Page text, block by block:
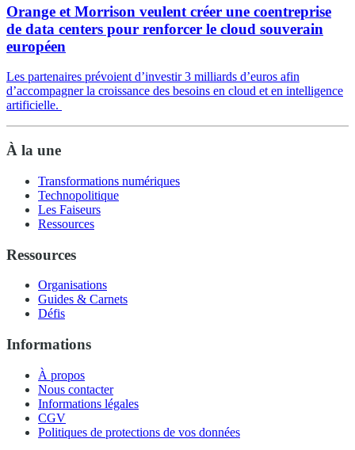
Orange et Morrison veulent créer une coentreprise
de data centers pour renforcer le cloud souverain
européen
Les partenaires prévoient d’investir 3 milliards d’euros afin
d’accompagner la croissance des besoins en cloud et en intelligence
artificielle.
À la une
Transformations numériques
Technopolitique
Les Faiseurs
Ressources
Ressources
Organisations
Guides & Carnets
Défis
Informations
À propos
Nous contacter
Informations légales
CGV
Politiques de protections de vos données